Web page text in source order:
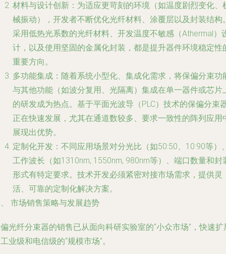
材料与设计创新 ：为适应更苛刻的环境（如温度剧烈变化、
械振动），开发者不断优化光纤材料、涂覆层以及封装结构
采用低热光系数的光纤材料、开发温度不敏感（Athermal）
计，以及使用坚固的金属化封装，都是提升器件环境稳定性
重要方向。
多功能集成 ：随着系统小型化、集成化需求，将保偏分束功
与其他功能（如波分复用、光隔离）集成在单一器件或芯片
的研发成为热点。基于平面光波导（PLC）技术的保偏分束
正在快速发展，尤其在通道数较多、要求一致性的阵列应用
展现出优势。
定制化开发 ：不同应用场景对分光比（如50:50、10:90等）
工作波长（如1310nm, 1550nm, 980nm等）、端口数量和封
形式有特定要求。技术开发必须紧密对接市场需求，提供灵
活、可靠的定制化解决方案。
市场销售策略与发展趋势
光纤分束器的销售已从面向科研实验室的“小众市场”，快速扩
业级和电信级的“规模市场”。